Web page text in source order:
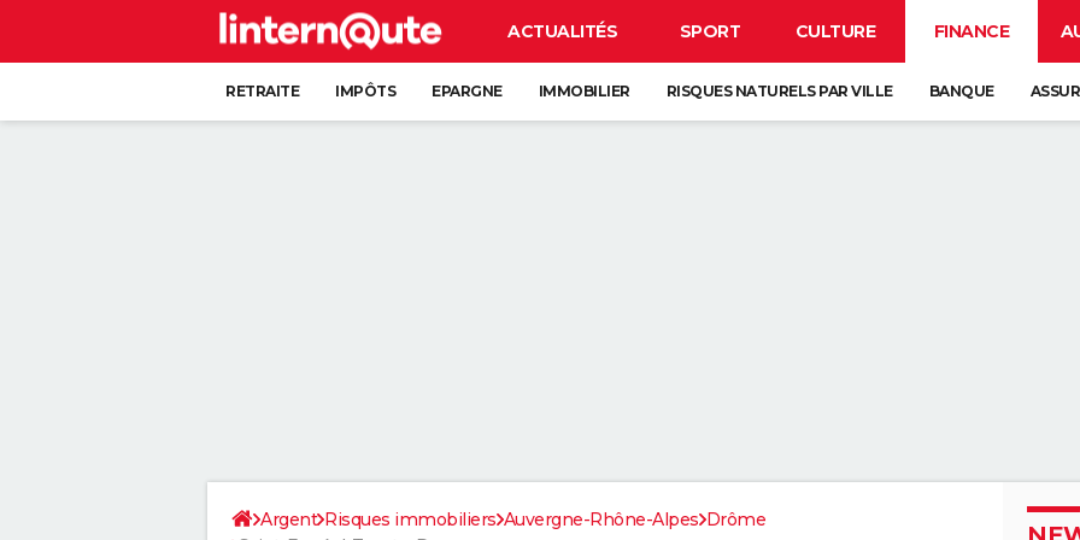
ACTUALITÉS SPORT CULTURE FINANCE
RETRAITE IMPÔTS EPARGNE IMMOBILIER RISQUES NATURELS PAR VILLE BANQUE
Argent Risques immobiliers Auvergne-Rhône-Alpes Drôme